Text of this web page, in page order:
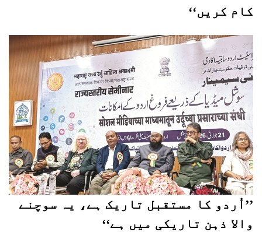
کام کریں‘‘
’’اُردو کا مستقبل تاریک ہے، یہ سوچنے
والا ذہن تاریکی میں ہے‘‘